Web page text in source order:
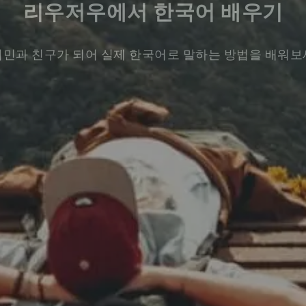
리우저우에서 한국어 배우기
민과 친구가 되어 실제 한국어로 말하는 방법을 배워보